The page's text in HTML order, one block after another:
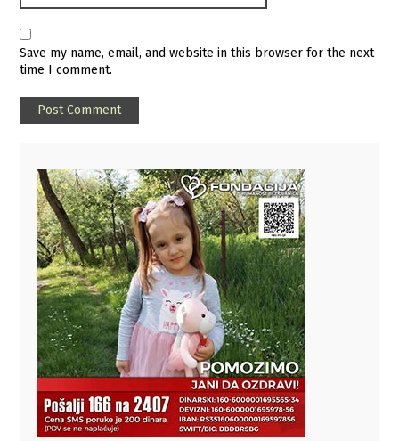
Save my name, email, and website in this browser for the next
time I comment.